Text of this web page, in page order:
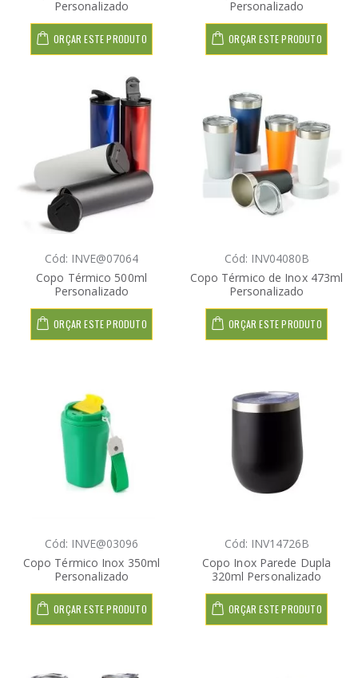
Personalizado
ORÇAR ESTE PRODUTO
Personalizado
ORÇAR ESTE PRODUTO
Cód: INVE@07064
Copo Térmico 500ml
Personalizado
ORÇAR ESTE PRODUTO
Cód: INV04080B
Copo Térmico de Inox 473ml
Personalizado
ORÇAR ESTE PRODUTO
Cód: INVE@03096
Copo Térmico Inox 350ml
Personalizado
ORÇAR ESTE PRODUTO
Cód: INV14726B
Copo Inox Parede Dupla
320ml Personalizado
ORÇAR ESTE PRODUTO